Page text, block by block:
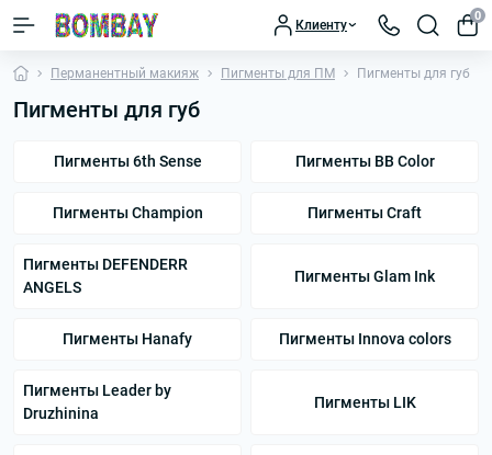
Клиенту
0
Перманентный макияж Пигменты для ПМ Пигменты для губ
Пигменты для губ
Пигменты 6th Sense Пигменты BB Color
Пигменты Champion Пигменты Craft
Пигменты DEFENDERR
ANGELS
Пигменты Glam Ink
Пигменты Hanafy Пигменты Innova colors
Пигменты Leader by
Druzhinina
Пигменты LIK